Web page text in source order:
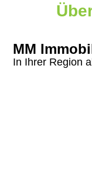
MM
In Ihrer Region